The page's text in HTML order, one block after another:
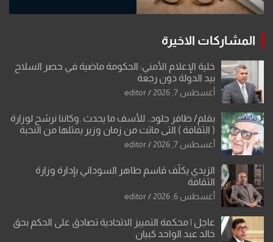
المشاركات الاخيرة
خلية الإعلام الأمني: الحكومة ماضية في حصر السلاح
بيد الدولة دون رجعة
أغسطس 7, 2026 editor
بقلم/ ظافر جلود.. للأسف ما يحدث .وكاننا نرشح لوزارة
( الثقافة ) التي ماتت من زمان وزير يمثلها من النخبة
والإرث العظيم للثقافة العراقية..
أغسطس 7, 2026 editor
الزيدي يكلّف قاسم طاهر السوداني بإدارة وزارة
الثقافة
أغسطس 6, 2026 editor
عاجل | محكمة التمييز الاتحادية تصادق على الحكم بحق
خالد عبد الواحد كبيان